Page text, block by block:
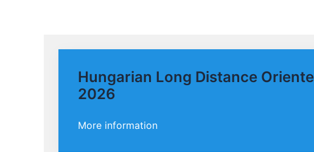
Hungarian Long Distance
2026
More information